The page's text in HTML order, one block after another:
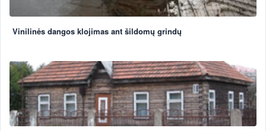
Vinilinės dangos klojimas ant šildomų grindų